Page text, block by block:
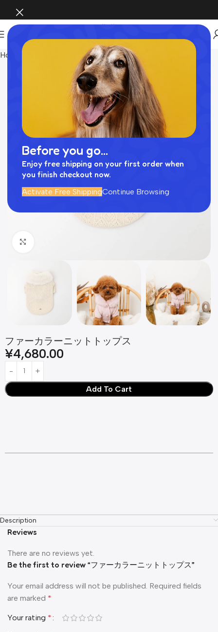
Before you go...
Enjoy free shipping on your first order when
you finish checkout now.
Activate Free ShippingContinue Browsing
Home
ファーカラーニットトップス
¥4,680.00
Add To Cart
Description
Reviews
There are no reviews yet.
Be the first to review “ファーカラーニットトップス”
Your email address will not be published. Required fields
are marked *
Your rating *